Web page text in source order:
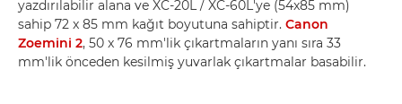
yazdırılabilir alana ve XC-20L / XC-60L'ye (54x85 mm)
sahip 72 x 85 mm kağıt boyutuna sahiptir. Canon
Zoemini 2, 50 x 76 mm'lik çıkartmaların yanı sıra 33
mm'lik önceden kesilmiş yuvarlak çıkartmalar basabilir.